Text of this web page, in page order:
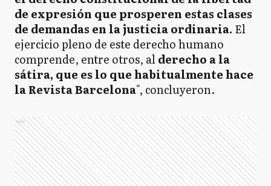
de expresión que prosperen estas clases
de demandas en la justicia ordinaria. El
ejercicio pleno de este derecho humano
comprende, entre otros, alderecho a la
sátira, que es lo que habitualmente hace
la Revista Barcelona", concluyeron.
Ads